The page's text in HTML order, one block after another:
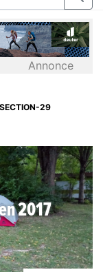
Annonce
SECTION-29
2017